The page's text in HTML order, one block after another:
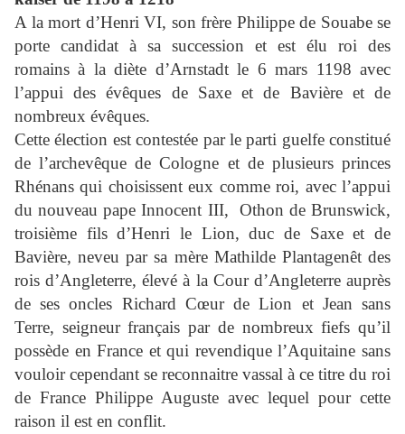
A la mort d’Henri VI, son frère Philippe de Souabe se
porte candidat à sa succession et est élu roi des
romains à la diète d’Arnstadt le 6 mars 1198 avec
l’appui des évêques de Saxe et de Bavière et de
nombreux évêques.
Cette élection est contestée par le parti guelfe constitué
de l’archevêque de Cologne et de plusieurs princes
Rhénans qui choisissent eux comme roi, avec l’appui
du nouveau pape Innocent III,
Othon de Brunswick,
troisième fils d’Henri le Lion, duc de Saxe et de
Bavière, neveu par sa mère Mathilde Plantagenêt des
rois d’Angleterre, élevé à la Cour d’Angleterre auprès
de ses oncles Richard Cœur de Lion et Jean sans
Terre, seigneur français par de nombreux fiefs qu’il
possède en France et qui revendique l’Aquitaine sans
vouloir cependant se reconnaitre vassal à ce titre du roi
de France Philippe Auguste avec lequel pour cette
raison il est en conflit.